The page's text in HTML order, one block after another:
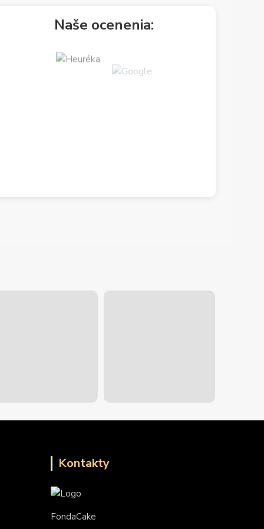
Naše ocenenia:
Kontakty
FondaCake